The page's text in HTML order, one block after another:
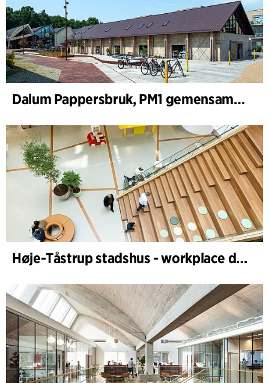
Dalum Pappersbruk, PM1 gemensamhetshus
Høje-Tåstrup stadshus - workplace design